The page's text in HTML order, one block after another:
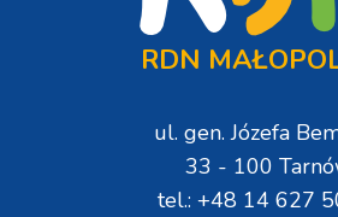
RDN
ul. gen. Józefa
33 - 100
tel.: +48 14 627